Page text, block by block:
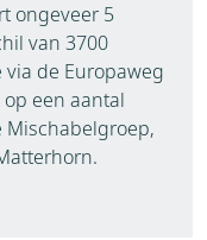
ongeveer 5
van 3700
de Europaweg
een aantal